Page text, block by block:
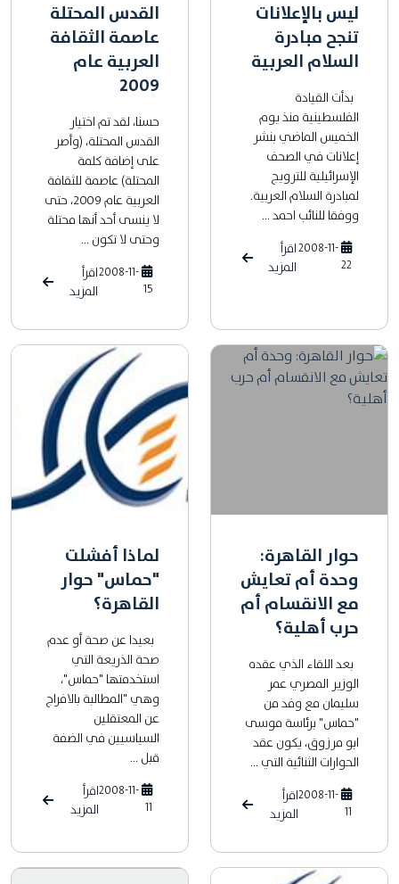
ليس بالإعلانات
تنجح مبادرة
السلام العربية
بدأت القيادة
الفلسطينية منذ يوم
الخميس الماضي بنشر
إعلانات في الصحف
الإسرائيلية للترويج
لمبادرة السلام العربية.
ووفقا للنائب احمد ...
2008-11-
22
اقرأ
المزيد
القدس المحتلة
عاصمة الثقافة
العربية عام
2009
حسنا، لقد تم اختيار
القدس المحتلة، (وأصر
على إضافة كلمة
المحتلة) عاصمة للثقافة
العربية عام 2009، حتى
لا ينسى أحد أنها محتلة
وحتى لا تكون ...
2008-11-
15
اقرأ
المزيد
حوار القاهرة:
وحدة أم تعايش
مع الانقسام أم
حرب أهلية؟
بعد اللقاء الذي عقده
الوزير المصري عمر
سليمان مع وفد من
"حماس" برئاسة موسى
ابو مرزوق، يكون عقد
الحوارات الثنائية التي ...
2008-11-
11
اقرأ
المزيد
لماذا أفشلت
"حماس" حوار
القاهرة؟
بعيدا عن صحة أو عدم
صحة الذريعة التي
استخدمتها "حماس"،
وهي "المطالبة بالافراج
عن المعتقلين
السياسيين في الضفة
قبل ...
2008-11-
11
اقرأ
المزيد